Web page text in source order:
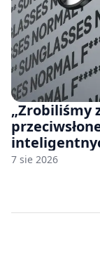
„Zrobiliśmy
7 sie 2026